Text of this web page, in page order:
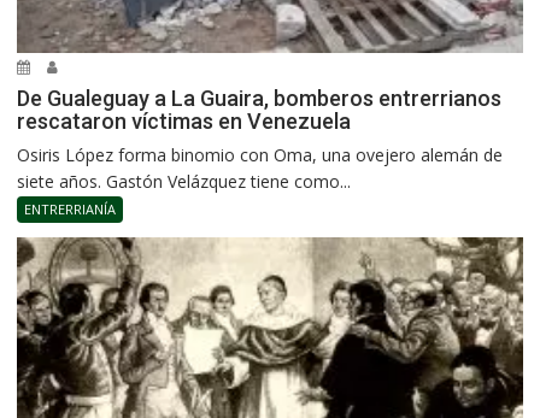
De Gualeguay a La Guaira, bomberos entrerrianos
rescataron víctimas en Venezuela
Osiris López forma binomio con Oma, una ovejero alemán de
siete años. Gastón Velázquez tiene como...
ENTRERRIANÍA